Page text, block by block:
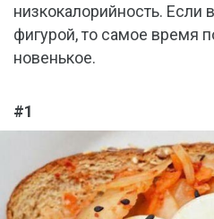
низкокалорийность. Если
фигурой, то самое время
новенькое.
#1